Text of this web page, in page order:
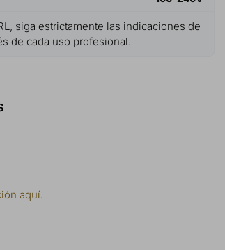
siga estrictamente las indicaciones de
de cada uso profesional.
aquí.